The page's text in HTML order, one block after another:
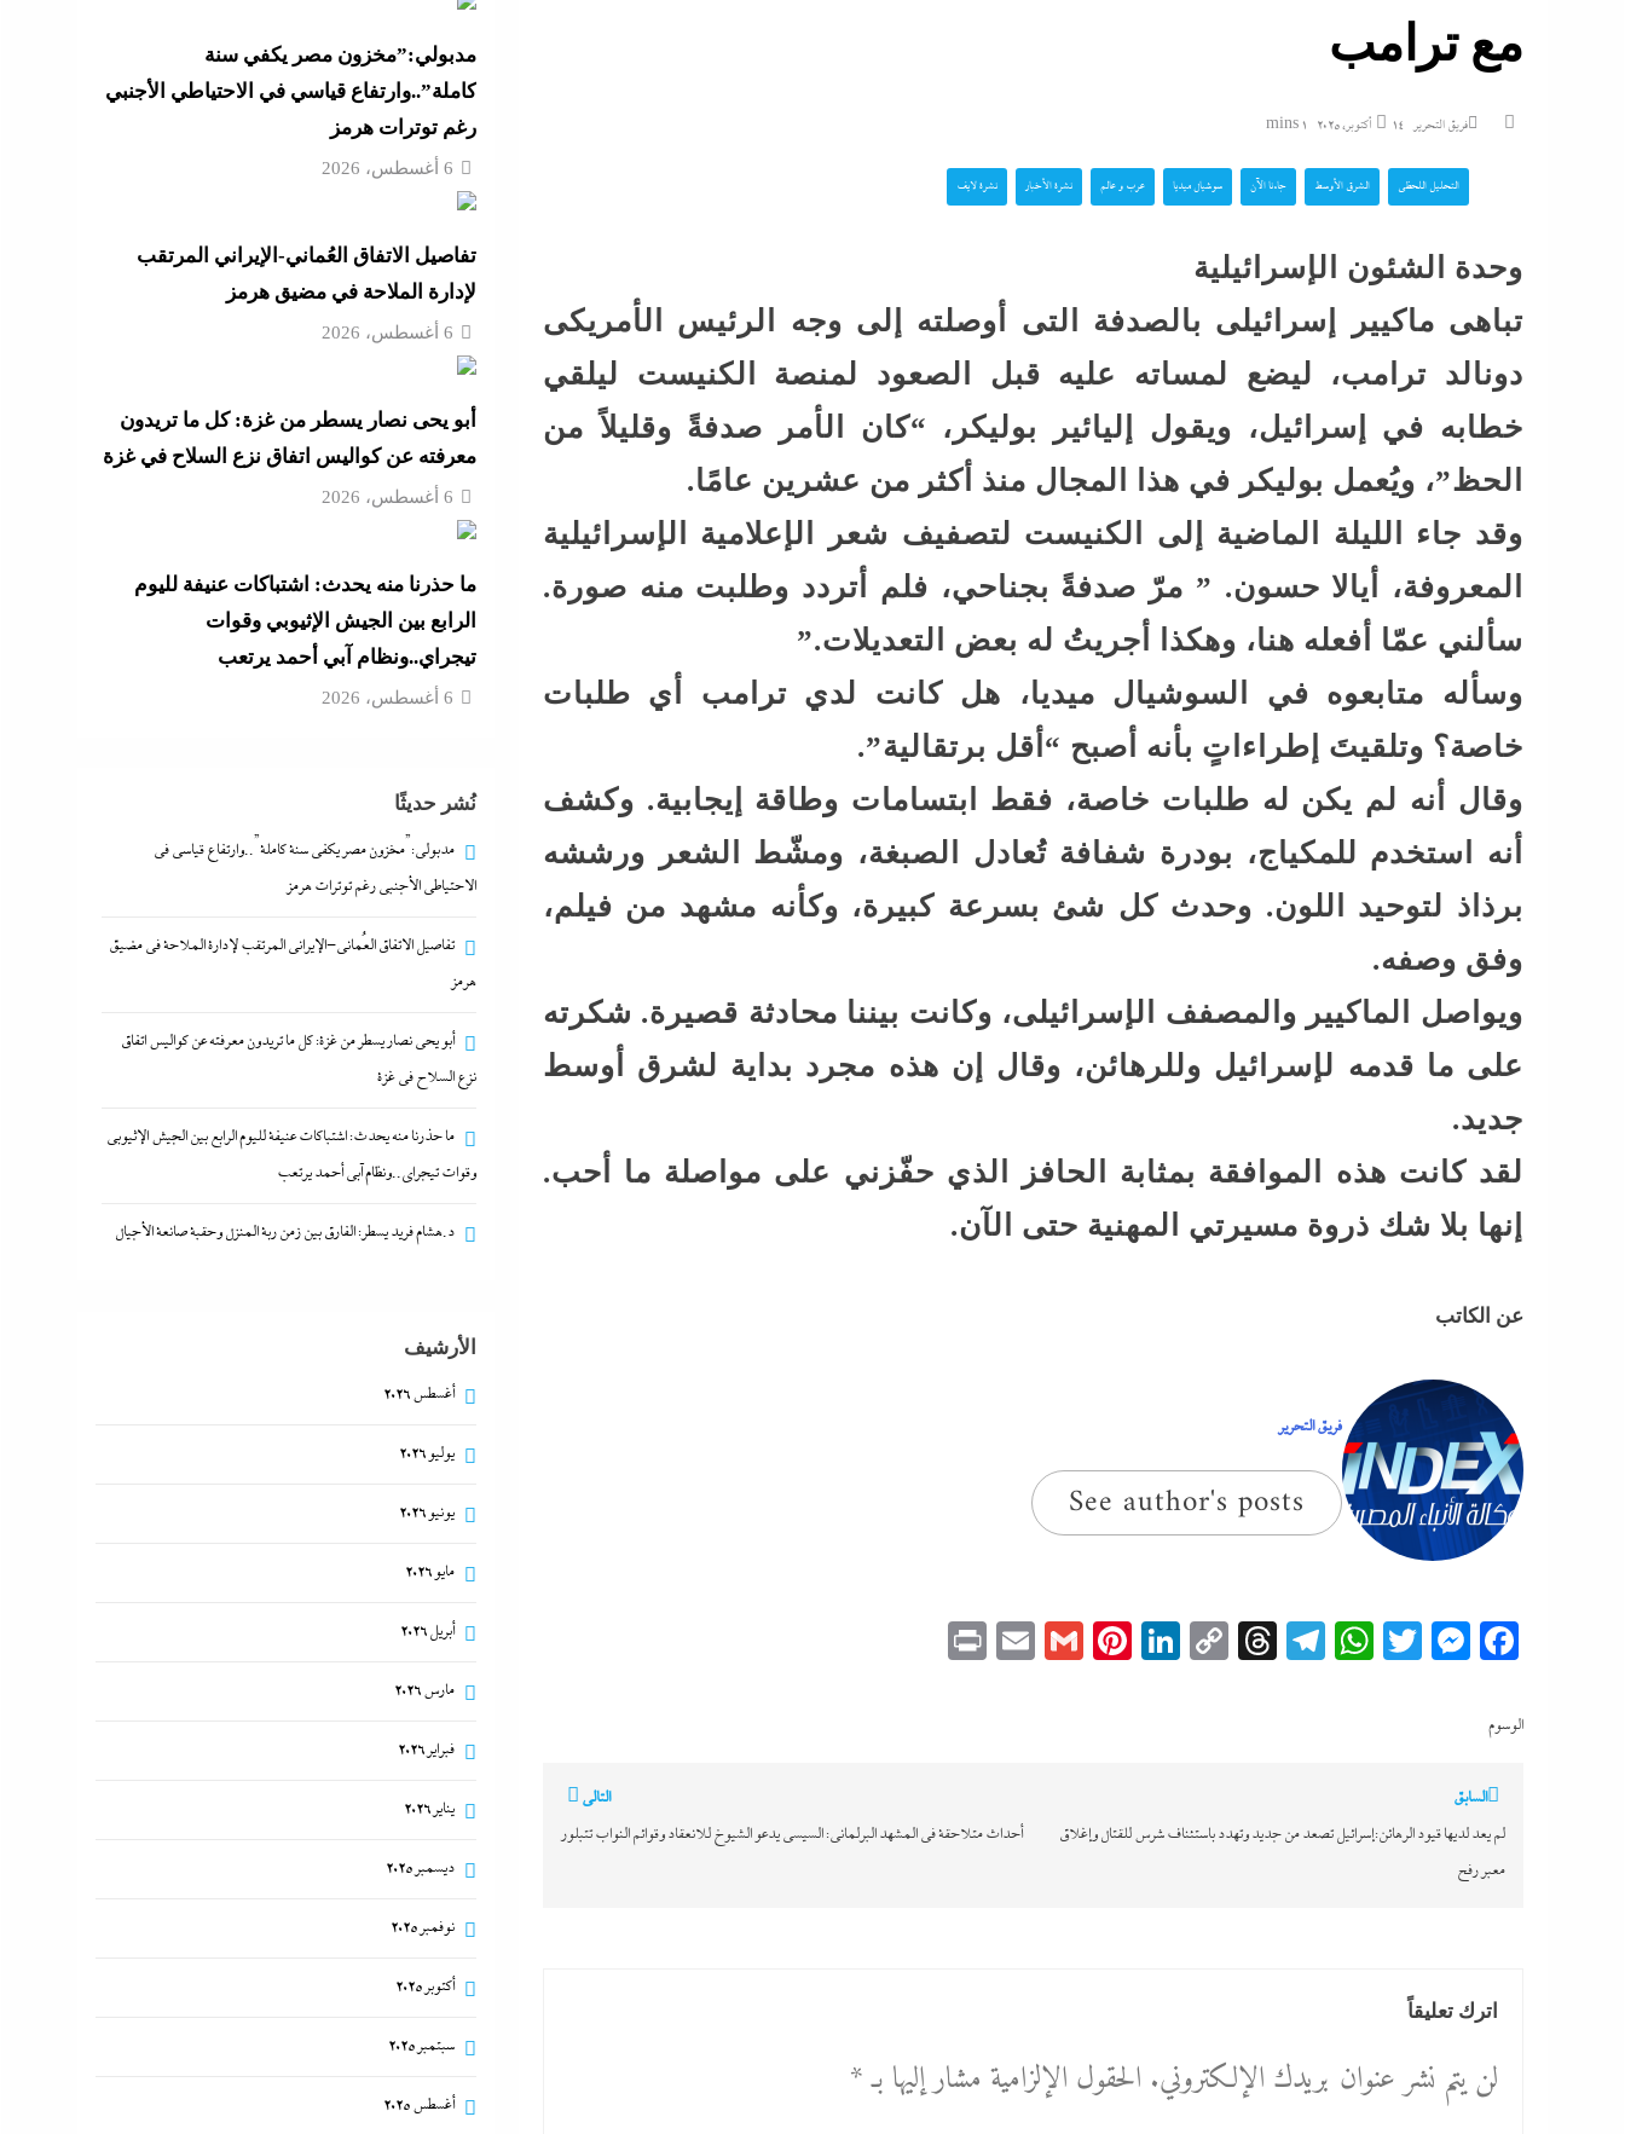
تزامنا مع توسيعها الاحتلال في...
بنصف مليون جنيه..تذكرة
“اللاونج الملكي” في حفل
شيرين تحطم أرقام...
الفيديوهات المسيئة”؟
كل الملفات التى يناقشها ترامب
ونتنياهو الثلاثاء
جنون المتوسط الغامض: موجة
غرق وإغلاق شواطئ وحرائق
مع ترامب
فريق التحرير 14 أكتوبر، 2025 1 mins
التحليل اللحظي الشرق الأوسط جاءنا الآن سوشيال ميديا عرب و عالم نشرة الأخبار نشرة لايف
وحدة الشئون الإسرائيلية
تباهى ماكيير إسرائيلى بالصدفة التى أوصلته إلى وجه الرئيس الأمريكى
دونالد ترامب، ليضع لمساته عليه قبل الصعود لمنصة الكنيست ليلقي
خطابه في إسرائيل، ويقول إليائير بوليكر، “كان الأمر صدفةً وقليلاً من
الحظ”، ويُعمل بوليكر في هذا المجال منذ أكثر من عشرين عامًا.
وقد جاء الليلة الماضية إلى الكنيست لتصفيف شعر الإعلامية الإسرائيلية
المعروفة، أيالا حسون. ” مرّ صدفةً بجناحي، فلم أتردد وطلبت منه صورة.
سألني عمّا أفعله هنا، وهكذا أجريتُ له بعض التعديلات.”
وسأله متابعوه في السوشيال ميديا، هل كانت لدي ترامب أي طلبات
خاصة؟ وتلقيتَ إطراءاتٍ بأنه أصبح “أقل برتقالية”.
وقال أنه لم يكن له طلبات خاصة، فقط ابتسامات وطاقة إيجابية. وكشف
أنه استخدم للمكياج، بودرة شفافة تُعادل الصبغة، ومشّط الشعر ورششه
برذاذ لتوحيد اللون. وحدث كل شئ بسرعة كبيرة، وكأنه مشهد من فيلم،
وفق وصفه.
ويواصل الماكيير والمصفف الإسرائيلى، وكانت بيننا محادثة قصيرة. شكرته
على ما قدمه لإسرائيل وللرهائن، وقال إن هذه مجرد بداية لشرق أوسط
جديد.
لقد كانت هذه الموافقة بمثابة الحافز الذي حفّزني على مواصلة ما أحب.
إنها بلا شك ذروة مسيرتي المهنية حتى الآن.
عن الكاتب
فريق التحرير
See author's posts
Facebook
Messenger
Twitter
WhatsApp
Telegram
Threads
Copy
LinkedIn
Pinterest
Gmail
Email
الوسوم
تصفّح
المقالات
السابق
لم يعد لديها قيود الرهائن:إسرائيل تصعد من جديد وتهدد باستئناف شرس للقتال وإغلاق
معبر رفح
التالي
أحداث متلاحقة في المشهد البرلمانى: السيسى يدعو الشيوخ للانعقاد وقوائم النواب تتبلور
اترك تعليقاً
لن يتم نشر عنوان بريدك الإلكتروني.الحقول الإلزامية مشار إليها بـ*
مدبولي:”مخزون مصر يكفي سنة
كاملة”..وارتفاع قياسي في الاحتياطي الأجنبي
رغم توترات هرمز
6 أغسطس، 2026
تفاصيل الاتفاق العُماني-الإيراني المرتقب
لإدارة الملاحة في مضيق هرمز
6 أغسطس، 2026
أبو يحى نصار يسطر من غزة: كل ما تريدون
معرفته عن كواليس اتفاق نزع السلاح في غزة
6 أغسطس، 2026
ما حذرنا منه يحدث: اشتباكات عنيفة لليوم
الرابع بين الجيش الإثيوبي وقوات
تيجراي..ونظام آبي أحمد يرتعب
6 أغسطس، 2026
نُشر حديثًا
مدبولي:”مخزون مصر يكفي سنة كاملة”..وارتفاع قياسي في
الاحتياطي الأجنبي رغم توترات هرمز
تفاصيل الاتفاق العُماني-الإيراني المرتقب لإدارة الملاحة في مضيق
هرمز
أبو يحى نصار يسطر من غزة: كل ما تريدون معرفته عن كواليس اتفاق
نزع السلاح في غزة
ما حذرنا منه يحدث: اشتباكات عنيفة لليوم الرابع بين الجيش الإثيوبي
وقوات تيجراي..ونظام آبي أحمد يرتعب
د.هشام فريد يسطر: الفارق بين زمن ربة المنزل وحقبة صانعة الأجيال
الأرشيف
أغسطس 2026
يوليو 2026
يونيو 2026
مايو 2026
أبريل 2026
مارس 2026
فبراير 2026
يناير 2026
ديسمبر 2025
نوفمبر 2025
أكتوبر 2025
سبتمبر 2025
أغسطس 2025